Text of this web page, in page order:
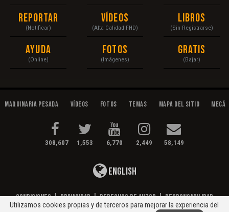
Reportar
(Notificar)
Ayuda
(Online)
Vídeos
(Alta Calidad FHD)
Fotos
(Imágenes)
Libros
(Sin Registrarse)
Gratis
(Bajar)
Maquinaria Pesada Vídeos Fotos Temas Mapa del Sitio
308,607 1,553 6,770 2,449 58,149
English
Condiciones|Privacidad|Derechos de Autor|Responsabilidad
Utilizamos cookies propias y de terceros para mejorar la experiencia del